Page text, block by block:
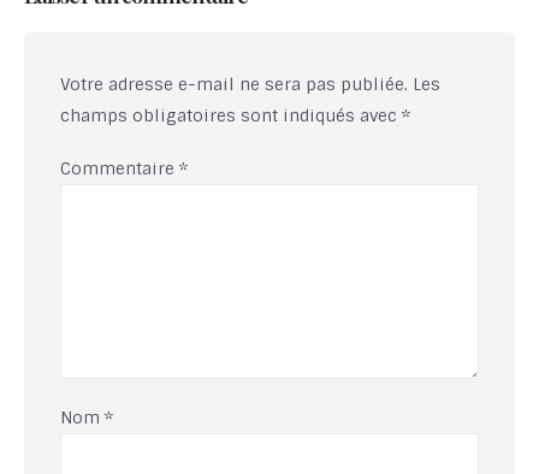
Votre adresse e-mail ne sera pas publiée. Les
champs obligatoires sont indiqués avec *
Commentaire *
Nom *